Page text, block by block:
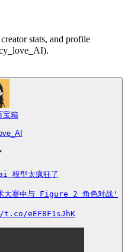
stats, and profile
宝箱
模型太疯狂了
大赛中与 Figure 2 角色对战'
eEF8F1sJhK